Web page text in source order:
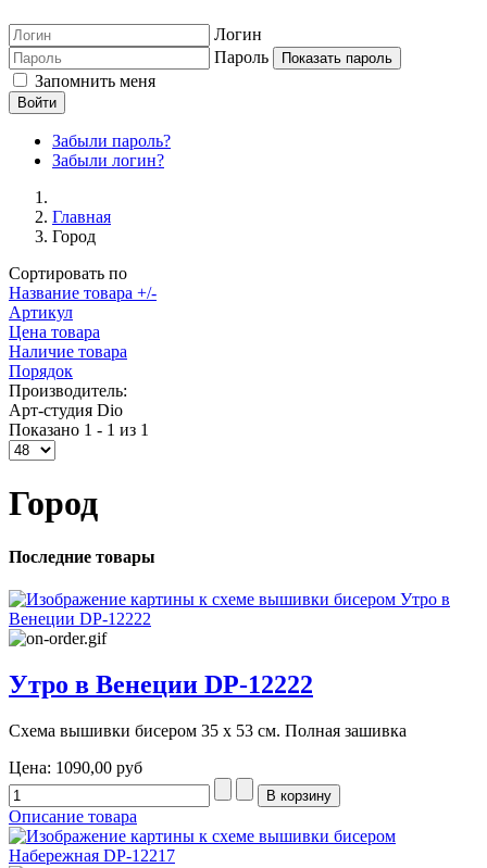
Логин
Пароль
Показать пароль
Запомнить меня
Войти
Забыли пароль?
Забыли логин?
Главная
Город
Сортировать по
Название товара +/-
Артикул
Цена товара
Наличие товара
Порядок
Производитель:
Арт-студия Dio
Показано 1 - 1 из 1
Город
Последние товары
Утро в Венеции DP-12222
Схема вышивки бисером 35 х 53 см. Полная зашивка
Цена: 1090,00 руб
Описание товара